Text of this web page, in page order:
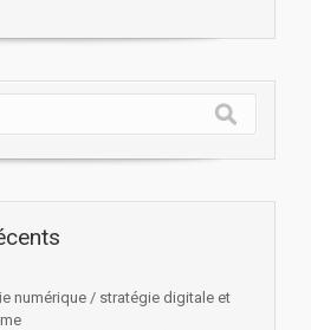
numérique / stratégie digitale et